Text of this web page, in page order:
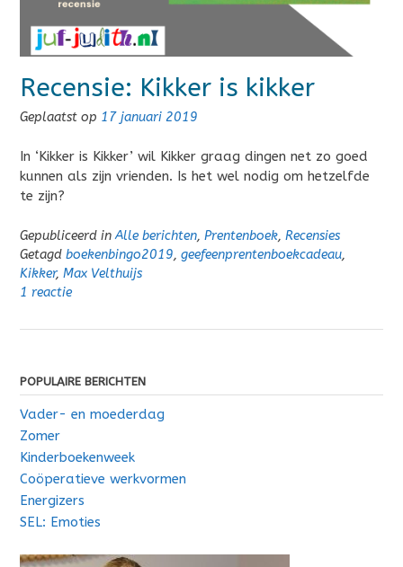
Recensie: Kikker is kikker
Geplaatst op 17 januari 2019
In ‘Kikker is Kikker’ wil Kikker graag dingen net zo goed
kunnen als zijn vrienden. Is het wel nodig om hetzelfde
te zijn?
Gepubliceerd inAlle berichten, Prentenboek, Recensies
Getagd boekenbingo2019, geefeenprentenboekcadeau,
Kikker, Max Velthuijs
1 reactie
POPULAIRE BERICHTEN
Vader- en moederdag
Zomer
Kinderboekenweek
Coöperatieve werkvormen
Energizers
SEL: Emoties